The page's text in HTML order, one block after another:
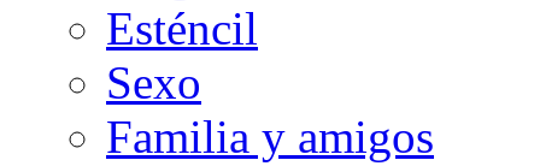
Esténcil
Sexo
Familia y amigos